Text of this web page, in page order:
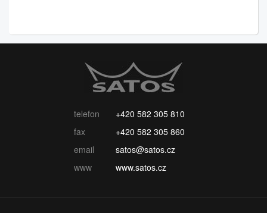
telefon
+420 582 305 810
fax
+420 582 305 860
email
satos@satos.cz
www
www.satos.cz